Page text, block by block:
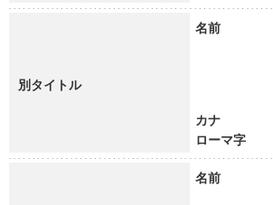
別タイトル
名前
カナ
ローマ字
名前